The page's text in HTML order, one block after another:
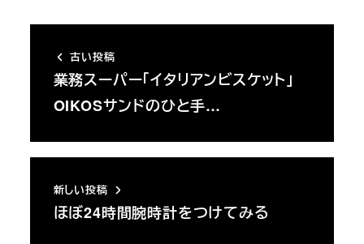
古い投稿
業務スーパー「イタリアンビスケット」
OIKOSサンドのひと手…
新しい投稿
ほぼ24時間腕時計をつけてみる